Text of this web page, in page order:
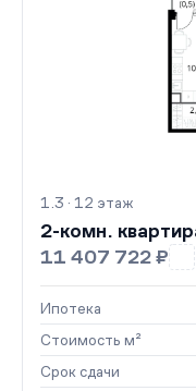
1.3 · 12 этаж
2-комн.
11 407 722 ₽
Ипотека
Стоимость м²
Срок сдачи